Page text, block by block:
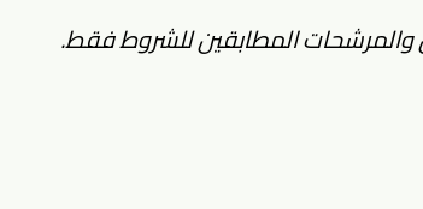
المطابقين للشروط فقط.